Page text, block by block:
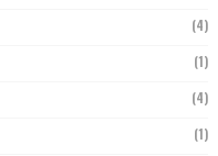
(4)
(1)
(4)
(1)